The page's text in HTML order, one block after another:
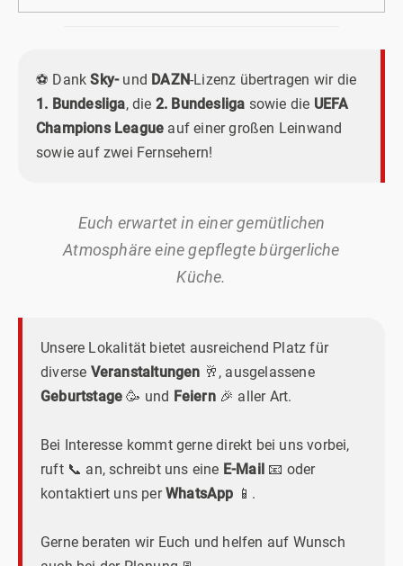
⚽ DankSky-und DAZN-Lizenz übertragen wir die
1. Bundesliga, die 2. Bundesliga sowie die UEFA
Champions League auf einer großen Leinwand
sowie auf zwei Fernsehern!
Euch erwartet in einer gemütlichen
Atmosphäre eine gepflegte bürgerliche
Küche.
Unsere Lokalität bietet ausreichend Platz für
diverse Veranstaltungen 🥂, ausgelassene
Geburtstage 🥳 und Feiern🎉 aller Art.
Bei Interesse kommt gerne direkt bei uns vorbei,
ruft 📞 an, schreibt uns eine E-Mail 📧 oder
kontaktiert uns perWhatsApp 📱.
Gerne beraten wir Euch und helfen auf Wunsch